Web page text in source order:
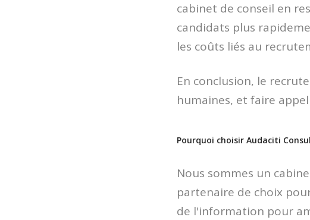
cabinet de conseil en
candidats plus
les coûts liés au
En conclusion, le
humaines, et faire
Pourquoi choisir Audaciti
Nous sommes un
partenaire de choix
de l'information pour